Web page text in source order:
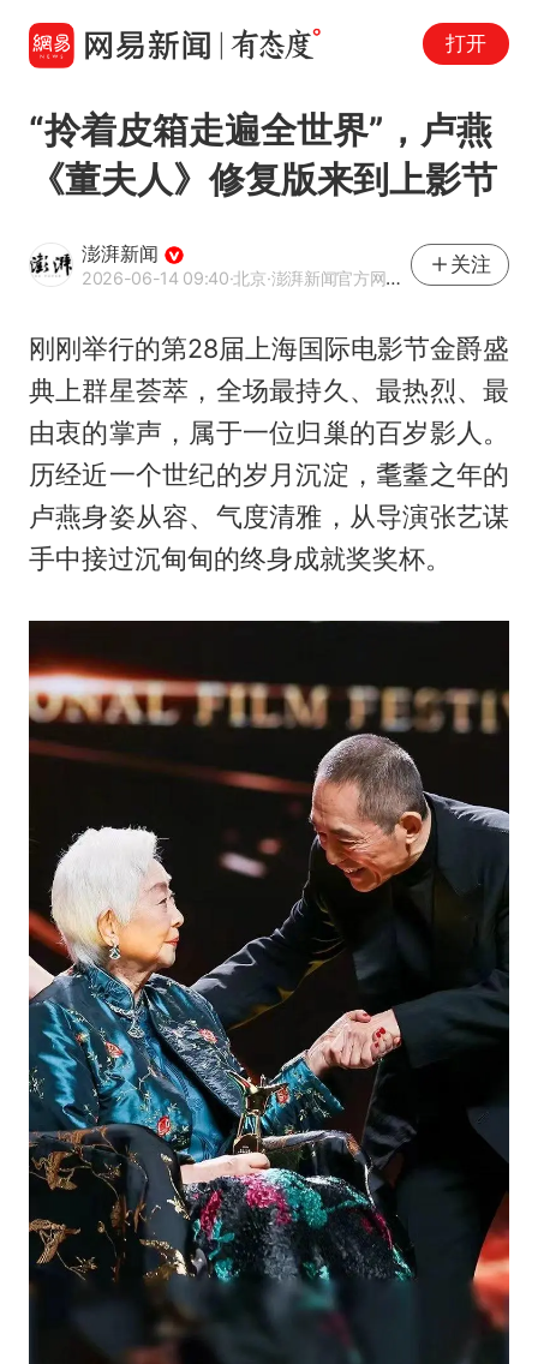
打开
“拎着皮箱走遍全世界”，卢燕
《董夫人》修复版来到上影节
澎湃新闻
2026-06-14 09:40·北京·澎湃新闻官方网易号
关注
刚刚举行的第28届上海国际电影节金爵盛
典上群星荟萃，全场最持久、最热烈、最
由衷的掌声，属于一位归巢的百岁影人。
历经近一个世纪的岁月沉淀，耄耋之年的
卢燕身姿从容、气度清雅，从导演张艺谋
手中接过沉甸甸的终身成就奖奖杯。